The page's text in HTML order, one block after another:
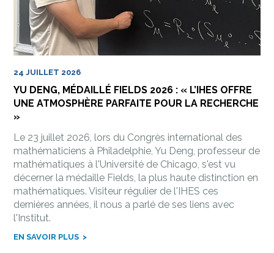
24 JUILLET 2026
YU DENG, MÉDAILLÉ FIELDS 2026 : « L’IHES OFFRE
UNE ATMOSPHÈRE PARFAITE POUR LA RECHERCHE
»
Le 23 juillet 2026, lors du Congrès international des
mathématiciens à Philadelphie, Yu Deng, professeur de
mathématiques à l'Université de Chicago, s'est vu
décerner la médaille Fields, la plus haute distinction en
mathématiques. Visiteur régulier de l'IHES ces
dernières années, il nous a parlé de ses liens avec
l'Institut.
EN SAVOIR PLUS